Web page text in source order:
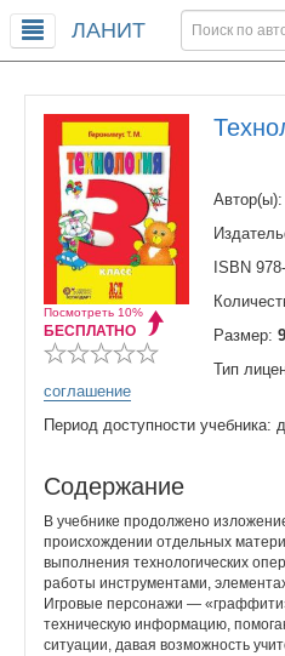
ЛАНИТ
Посмотреть 10%
БЕСПЛАТНО
ISBN
Размер:
Тип
соглашение
Период доступности учебника:
Содержание
В учебнике продолжено
происхождении отдельных
выполнения технологических
работы инструментами,
Игровые персонажи —
техническую информацию,
ситуации, давая возможность